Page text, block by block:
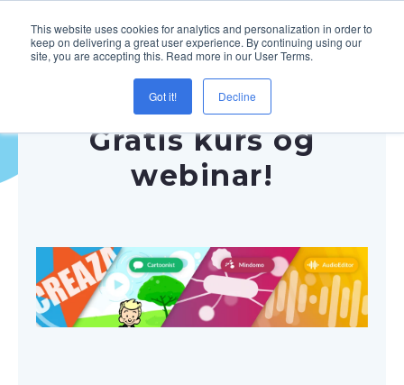
This website uses cookies for analytics and personalization in order to
keep on delivering a great user experience. By continuing using our
site, you are accepting this. Read more in our User Terms.
Got it! Decline
Gratis kurs og
webinar!